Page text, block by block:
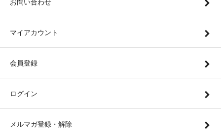
マイアカウント
会員登録
ログイン
メルマガ登録・解除